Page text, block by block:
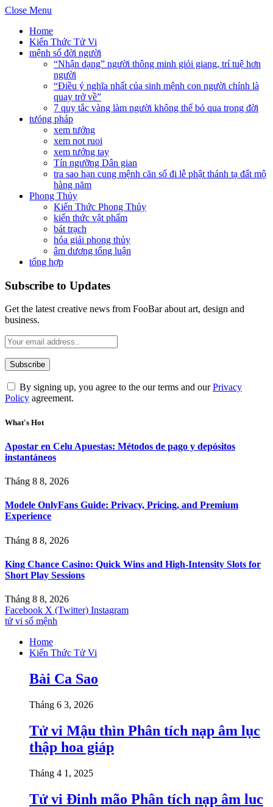
Close Menu
Home
Kiến Thức Tử Vi
mệnh số đời người
“Nhận dạng” người thông minh giỏi giang, trí tuệ hơn
người
“Điều ý nghĩa nhất của sinh mệnh con người chính là
quay trở về”
7 quy tắc vàng làm người không thể bỏ qua trong đời
tưóng pháp
xem tướng
xem not ruoi
xem tướng tay
Tín ngưỡng Dân gian
tra sao hạn cung mệnh căn số đi lễ phật thánh tạ đất mộ
hàng năm
Phong Thủy
Kiến Thức Phong Thủy
kiến thức vật phẩm
bát trạch
hóa giải phong thủy
âm dương tổng luận
tổng hợp
Subscribe to Updates
Get the latest creative news from FooBar about art, design and
business.
By signing up, you agree to the our terms and ourPrivacy
Policy agreement.
What's Hot
Apostar en Celu Apuestas: Métodos de pago y depósitos
instantáneos
Tháng 8 8, 2026
Modele OnlyFans Guide: Privacy, Pricing, and Premium
Experience
Tháng 8 8, 2026
King Chance Casino: Quick Wins and High-Intensity Slots for
Short Play Sessions
Tháng 8 8, 2026
Facebook X (Twitter) Instagram
tử vi số mệnh
Home
Kiến Thức Tử Vi
Bài Ca Sao
Tháng 6 3, 2026
Tử vi Mậu thìn Phân tích nạp âm lục
thập hoa giáp
Tháng 4 1, 2025
Tử vi Đinh mão Phân tích nạp âm luc